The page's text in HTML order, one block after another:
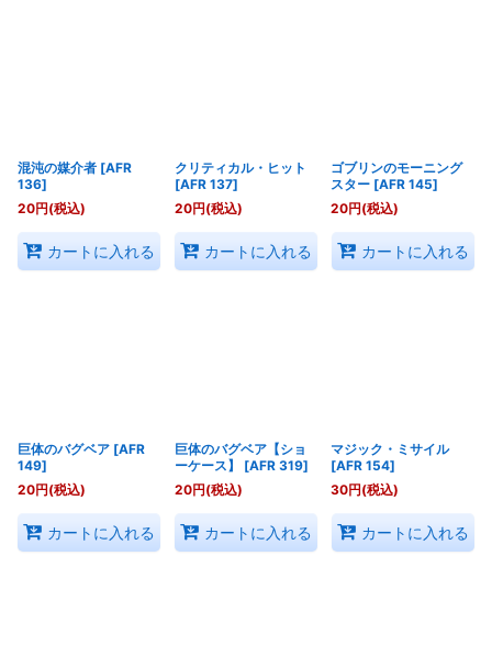
混沌の媒介者 [AFR
136]
20円(税込)
カートに入れる
クリティカル・ヒット
[AFR 137]
20円(税込)
カートに入れる
ゴブリンのモーニング
スター [AFR 145]
20円(税込)
カートに入れる
巨体のバグベア [AFR
149]
20円(税込)
カートに入れる
巨体のバグベア【ショ
ーケース】
[AFR 319]
20円(税込)
カートに入れる
マジック・ミサイル
[AFR 154]
30円(税込)
カートに入れる